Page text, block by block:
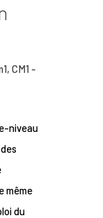
, CM1 -
niveau
même
du